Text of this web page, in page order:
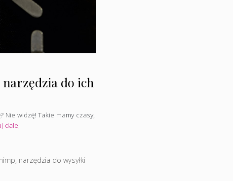
do ich
widzę! Takie mamy czasy,
dalej
, narzędzia do wysyłki